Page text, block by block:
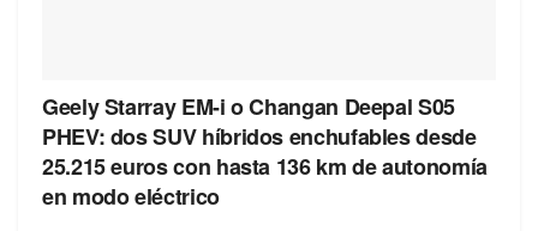
Geely Starray EM-i o Changan Deepal S05
PHEV: dos SUV híbridos enchufables desde
25.215 euros con hasta 136 km de autonomía
en modo eléctrico